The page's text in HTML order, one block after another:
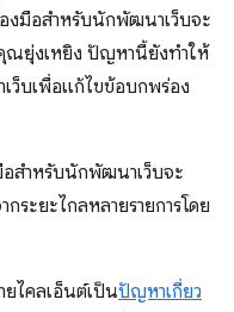
งมือสำหรับนักพัฒนาเว็บจะ
ณยุ่งเหยิง ปัญหานี้ยังทำให้
ว็บเพื่อแก้ไขข้อบกพร่อง
สำหรับนักพัฒนาเว็บจะ
ระยะไกลหลายรายการโดย
ไคลเอ็นต์เป็นปัญหาเกี่ยว